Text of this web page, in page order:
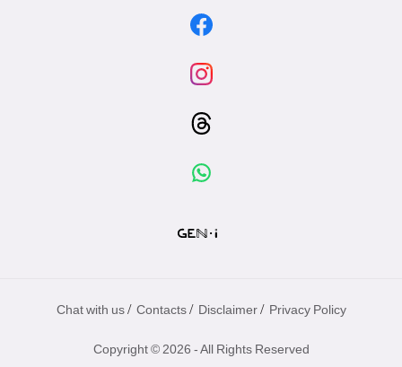
Chat with us / Contacts / Disclaimer / Privacy Policy
Copyright © 2026 - All Rights Reserved